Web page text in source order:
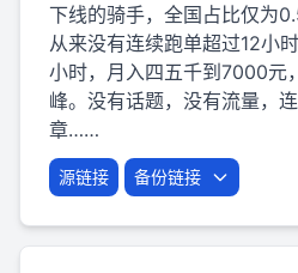
下线的骑手，全国占比仅为
从来没有连续跑单超过12小
小时，月入四五千到7000元
峰。没有话题，没有流量，
章……
源链接 备份链接